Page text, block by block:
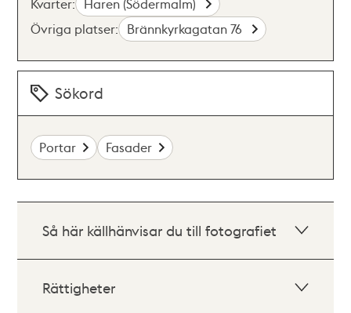
Kvarter: Haren (Södermalm)
Övriga platser: Brännkyrkagatan 76
Sökord
Portar Fasader
Så här källhänvisar du till fotografiet
Rättigheter